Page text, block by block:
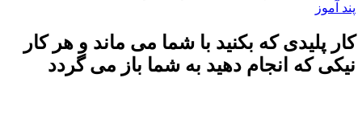
پند آموز
کار پلیدی که بکنید با شما می ماند و هر کار
نیکی که انجام دهید به شما باز می گردد